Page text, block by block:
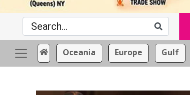
Oceania Europe Gulf